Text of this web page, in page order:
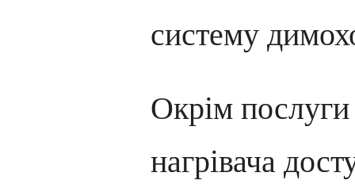
систему
Окрім послуги
нагрівача